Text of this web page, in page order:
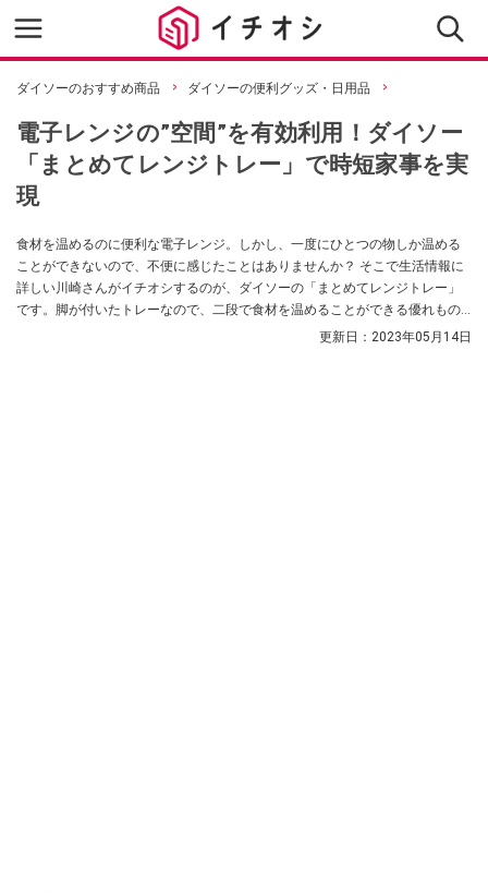
ダイソーのおすすめ商品 ダイソーの便利グッズ・日用品
電子レンジの”空間”を有効利用！ダイソー
「まとめてレンジトレー」で時短家事を実
現
食材を温めるのに便利な電子レンジ。しかし、一度にひとつの物しか温める
ことができないので、不便に感じたことはありませんか？ そこで生活情報に
詳しい川崎さんがイチオシするのが、ダイソーの「まとめてレンジトレー」
です。脚が付いたトレーなので、二段で食材を温めることができる優れもの
更新日： 2023年05月14日